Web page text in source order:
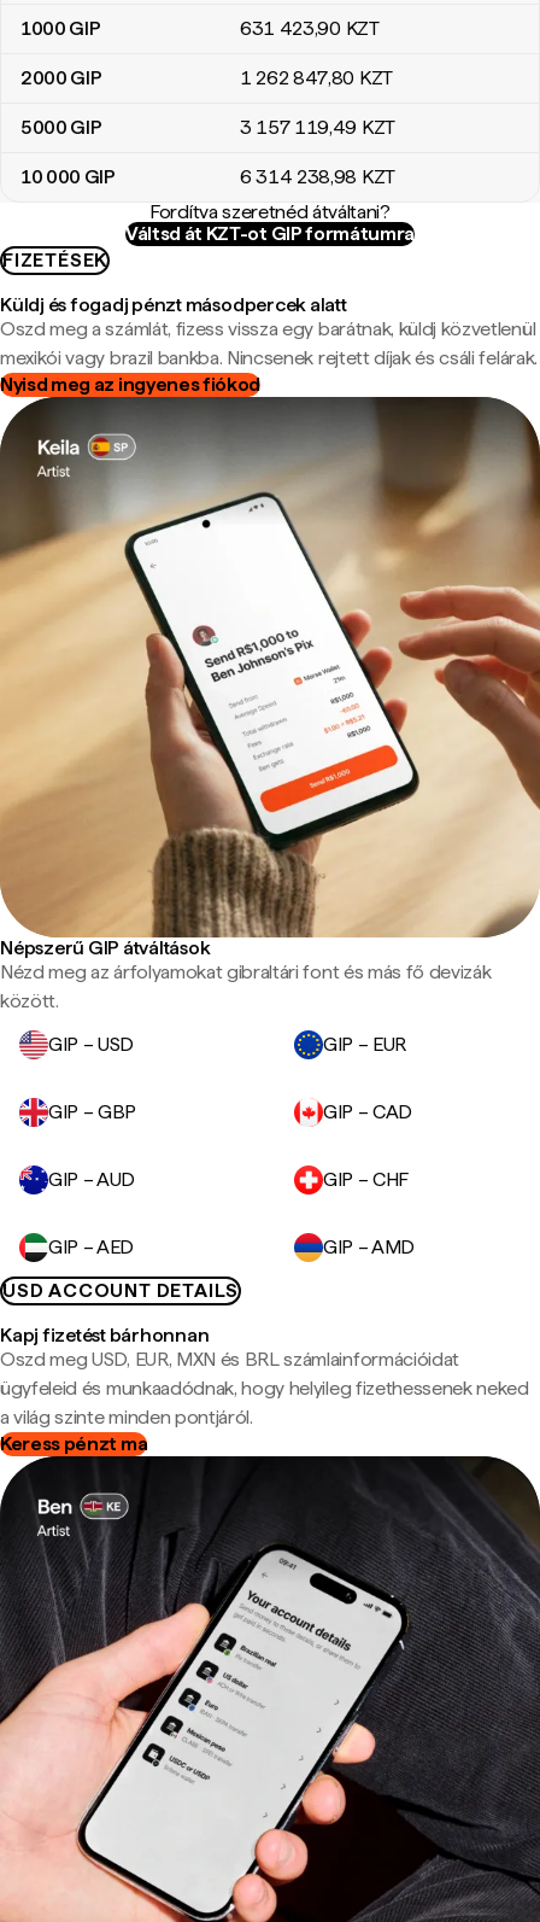
1000 GIP 631 423,90 KZT
2000 GIP 1 262 847,80 KZT
5000 GIP 3 157 119,49 KZT
10 000 GIP 6 314 238,98 KZT
Fordítva szeretnéd átváltani?
Váltsd át KZT-ot GIP formátumra
FIZETÉSEK
Küldj és fogadj pénzt másodpercek alatt
Oszd meg a számlát, fizess vissza egy barátnak, küldj közvetlenül
mexikói vagy brazil bankba. Nincsenek rejtett díjak és csáli felárak.
Nyisd meg az ingyenes fiókod
Népszerű GIP átváltások
Nézd meg az árfolyamokat gibraltári font és más fő devizák
között.
GIP – USD
GIP – EUR
GIP – GBP GIP – CAD
GIP – AUD GIP – CHF
GIP – AED
GIP – AMD
USD ACCOUNT DETAILS
Kapj fizetést bárhonnan
Oszd meg USD, EUR, MXN és BRL számlainformációidat
ügyfeleid és munkaadódnak, hogy helyileg fizethessenek neked
a világ szinte minden pontjáról.
Keress pénzt ma